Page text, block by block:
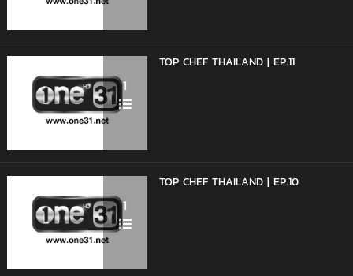
1
TOP CHEF THAILAND | EP.11
1
TOP CHEF THAILAND | EP.10